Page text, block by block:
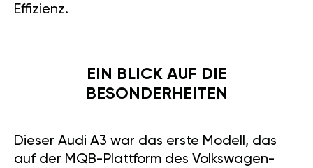
Effizienz.
EIN BLICK AUF DIE
BESONDERHEITEN
Dieser Audi A3 war das erste Modell, das
auf der MQB-Plattform des Volkswagen-